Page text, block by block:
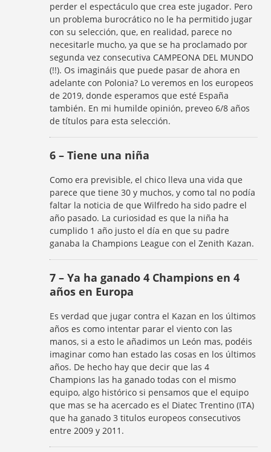
perder el espectáculo que crea este jugador. Pero
un problema burocrático no le ha permitido jugar
con su selección, que, en realidad, parece no
necesitarle mucho, ya que se ha proclamado por
segunda vez consecutiva CAMPEONA DEL MUNDO
(!!). Os imagináis que puede pasar de ahora en
adelante con Polonia? Lo veremos en los europeos
de 2019, donde esperamos que esté España
también. En mi humilde opinión, preveo 6/8 años
de títulos para esta selección.
6 – Tiene una niña
Como era previsible, el chico lleva una vida que
parece que tiene 30 y muchos, y como tal no podía
faltar la noticia de que Wilfredo ha sido padre el
año pasado. La curiosidad es que la niña ha
cumplido 1 año justo el día en que su padre
ganaba la Champions League con el Zenith Kazan.
7 – Ya ha ganado 4 Champions en 4
años en Europa
Es verdad que jugar contra el Kazan en los últimos
años es como intentar parar el viento con las
manos, si a esto le añadimos un León mas, podéis
imaginar como han estado las cosas en los últimos
años. De hecho hay que decir que las 4
Champions las ha ganado todas con el mismo
equipo, algo histórico si pensamos que el equipo
que mas se ha acercado es el Diatec Trentino (ITA)
que ha ganado 3 titulos europeos consecutivos
entre 2009 y 2011.